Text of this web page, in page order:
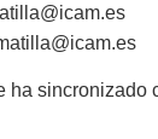
icam.es
ha sincronizado